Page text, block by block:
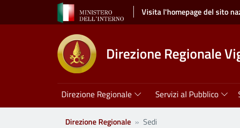
Salta al contenuto principale Visita l'homepage del sito
Direzione Regionale
Navigazione principale
Direzione Regionale Servizi al Pubblico
Direzione Regionale Sedi